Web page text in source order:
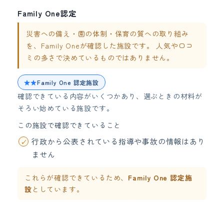
Family One認定
災害への備え・園の体制・保育の質への取り組み
を、Family Oneが確認した施設です。 人気や口コ
ミの多さで決めているものではありません。
★★Family One 認定施設
確認できている内容がいくつかあり、選ぶときの材料が
そろい始めている施設です。
この施設で確認できていること
行政から公表されている指導や事故の情報はあり
ません
これらが確認できているため、 Family One 認定施
設 としています。